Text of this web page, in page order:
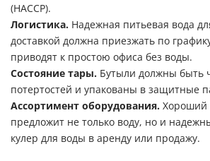
(HACCP).
Логистика. Надежная питьевая вода
доставкой должна приезжать по
приводят к простою офиса без воды.
Состояние тары. Бутыли должны быть
потертостей и упакованы в защитные
Ассортимент оборудования. Хороший
предложит не только воду, но и
кулер для воды в аренду или продажу.